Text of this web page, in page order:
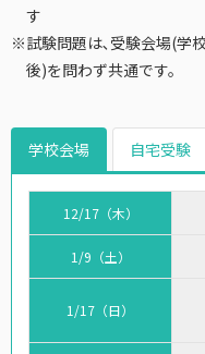
す
※試験問題は､受験会場(学
後)を問わず共通です。
学校会場 自宅受験
12/17（木）
1/9（土）
1/17（日）